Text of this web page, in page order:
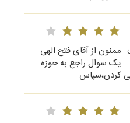
ممنون از آقای فتح الهی
یک سوال راجع به حوزه
کردن،سپاس